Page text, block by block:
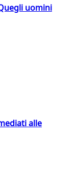
uomini
alle